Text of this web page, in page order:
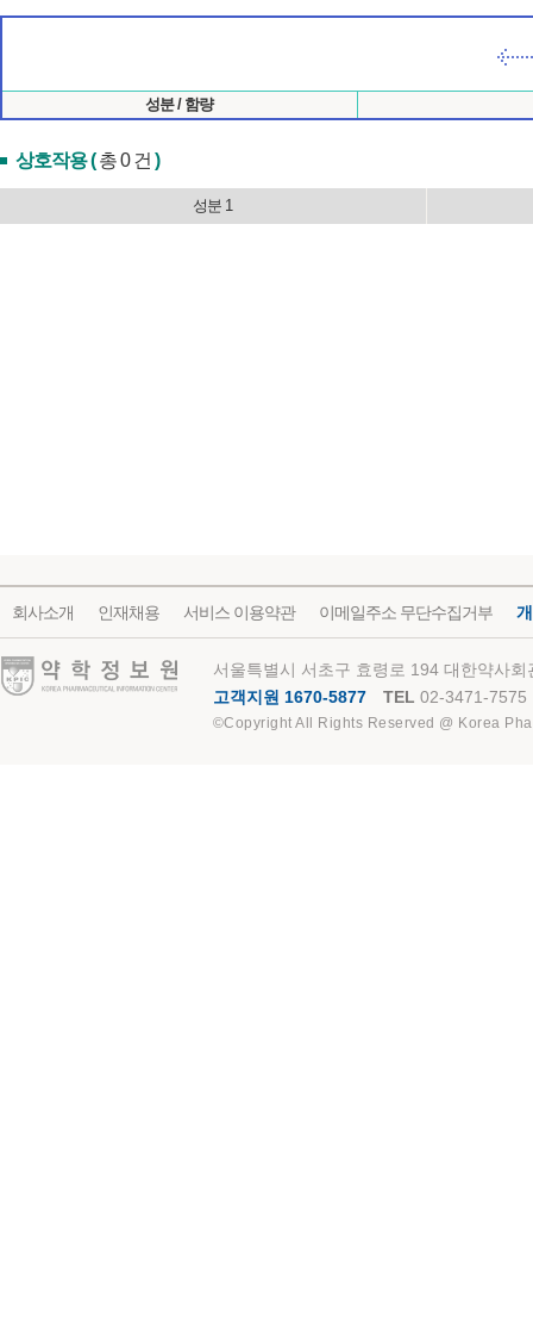
성분 / 함량
상호작용 (총 0 건 )
성분 1
회사소개 인재채용 서비스 이용약관 이메일주소 무단수집거부
약학정보원
서울특별시 서초구 효령로 194 대한약사
고객지원 1670-5877
TEL 02-3471-7575
©Copyright All Rights Reserved @ Korea